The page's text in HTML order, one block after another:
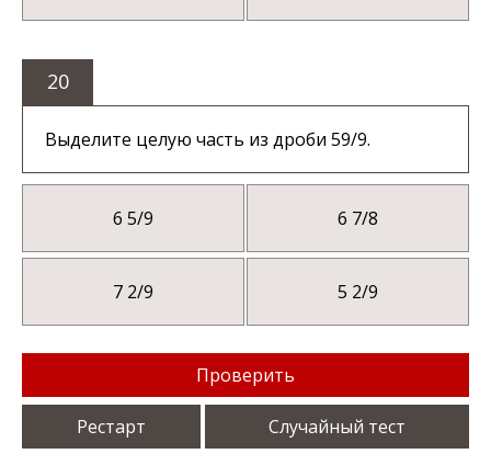
20
Выделите целую часть из дроби 59/9.
6 5/9 6 7/8
7 2/9 5 2/9
Проверить
Рестарт Случайный тест